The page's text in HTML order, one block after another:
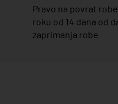
Pravo na povrat
roku od 14 dana od
zaprimanja robe